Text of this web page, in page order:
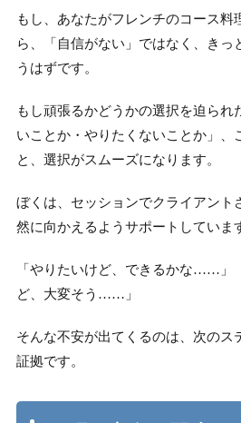
もし、あなたがフレンチのコース料
ら、「自信がない」ではなく、きっ
うはずです。
もし頑張るかどうかの選択を迫られ
いことか・やりたくないことか」、
と、選択がスムーズになります。
ぼくは、セッションでクライアン
然に向かえるようサポートしていま
「やりたいけど、できるかな……」
ど、大変そう……」
そんな不安が出てくるのは、次のス
証拠です。